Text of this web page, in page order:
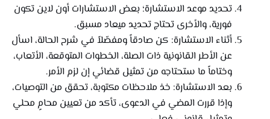
تحديد موعد الاستشارة؛ بعض الاستشارات أون لاين تكون
فورية، والأخرى تحتاج تحديد ميعاد مسبق.
أثناء الاستشارة: كن صادقاً ومفصّلاً في شرح الحالة، اسأل
عن الأطر القانونية ذات الصلة، الخطوات المتوقعة، الأتعاب،
وختاماً ما ستحتاجه من تمثيل قضائي إن لزم الأمر.
بعد الاستشارة: خذ ملاحظات مكتوبة، تحقق من التوصيات،
وإذا قررت المضي في الدعوى، تأكد من تعيين محامٍ محلي